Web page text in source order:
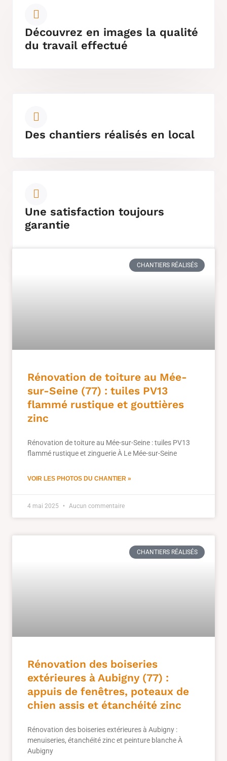
Découvrez en images la qualité
du travail effectué
Des chantiers réalisés en local
Une satisfaction toujours
garantie
CHANTIERS RÉALISÉS
Rénovation de toiture au Mée-
sur-Seine (77) : tuiles PV13
flammé rustique et gouttières
zinc
Rénovation de toiture au Mée-sur-Seine : tuiles PV13
flammé rustique et zinguerie À Le Mée-sur-Seine
VOIR LES PHOTOS DU CHANTIER »
4 mai 2025 Aucun commentaire
CHANTIERS RÉALISÉS
Rénovation des boiseries
extérieures à Aubigny (77) :
appuis de fenêtres, poteaux de
chien assis et étanchéité zinc
Rénovation des boiseries extérieures à Aubigny :
menuiseries, étanchéité zinc et peinture blanche À
Aubigny